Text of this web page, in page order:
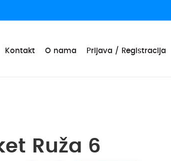
Kontakt O nama Prijava / Registracija
Ruža 6